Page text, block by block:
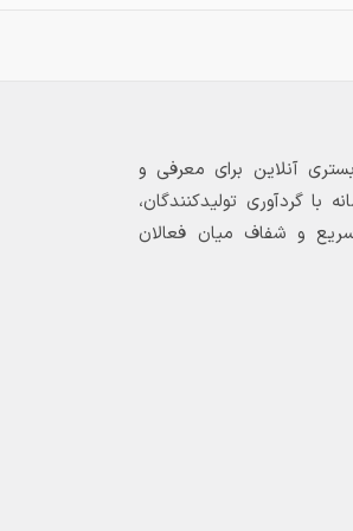
از بهار ۱۳۹۷ با هدف ارائه بستری آنلاین برای معرفی و
با گردآوری تولیدکنندگان،
سریع و شفاف میان فعالان